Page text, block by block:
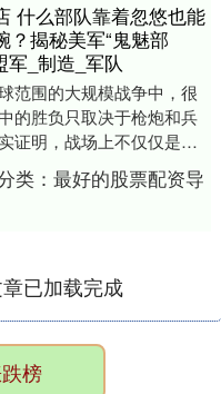
什么部队靠着忽悠也能
？揭秘美军“鬼魅部
军_制造_军队
范围的大规模战争中，很
的胜负只取决于枪炮和兵
证明，战场上不仅仅是铁
有智谋与策略的角逐。特
类： 最好的股票配资导
已加载完成
榜